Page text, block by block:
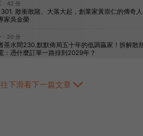
往下滑看下一篇文章